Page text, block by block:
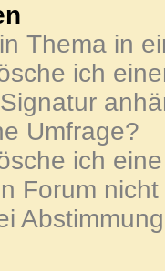
Thema in
ich
Umfrage?
ich
Forum